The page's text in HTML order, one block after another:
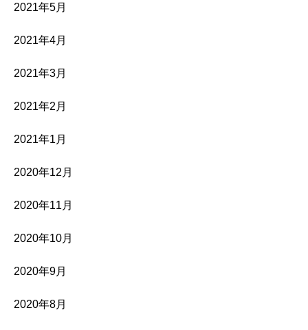
2021年5月
2021年4月
2021年3月
2021年2月
2021年1月
2020年12月
2020年11月
2020年10月
2020年9月
2020年8月